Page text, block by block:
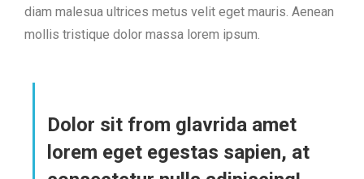
diam malesua ultrices metus velit eget mauris. Aenean
mollis tristique dolor massa lorem ipsum.
Dolor sit from glavrida amet
lorem eget egestas sapien, at